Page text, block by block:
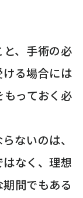
、手術の必
る場合には
っておく必
ないのは、
なく、理想
間でもある